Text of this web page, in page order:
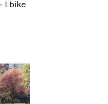
I bike